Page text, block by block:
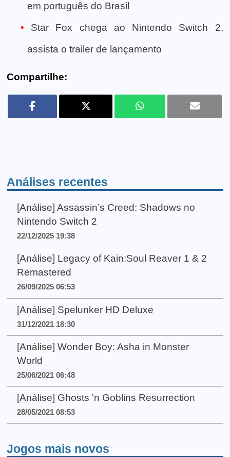
em português do Brasil
Star Fox chega ao Nintendo Switch 2,
assista o trailer de lançamento
Compartilhe:
Análises recentes
[Análise] Assassin’s Creed: Shadows no
Nintendo Switch 2
22/12/2025 19:38
[Análise] Legacy of Kain:Soul Reaver 1 & 2
Remastered
26/09/2025 06:53
[Análise] Spelunker HD Deluxe
31/12/2021 18:30
[Análise] Wonder Boy: Asha in Monster
World
25/06/2021 06:48
[Análise] Ghosts 'n Goblins Resurrection
28/05/2021 08:53
Jogos mais novos